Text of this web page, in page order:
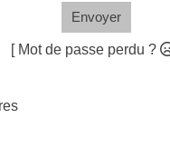
Envoyer
[ Mot de passe perdu ?